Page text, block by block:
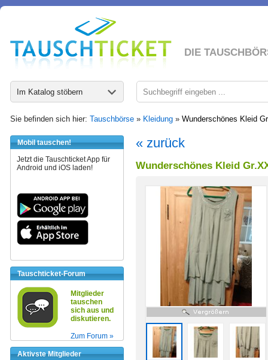
DIE
Im Katalog stöbern
Sie befinden sich hier: Tauschbörse » Kleidung » Wunderschönes Kleid
Mobil tauschen!
Jetzt die Tauschticket App für
Android und iOS laden!
Tauschticket-Forum
Mitglieder
tauschen
sich aus und
diskutieren.
Zum Forum »
Aktivste Mitglieder
« zurück
Wunderschönes Kleid